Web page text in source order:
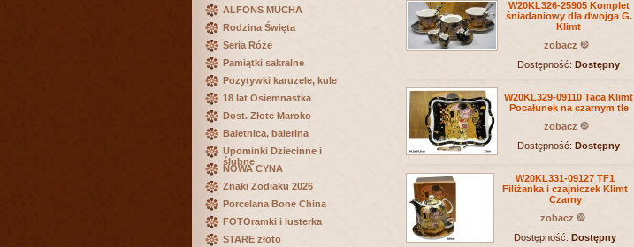
ALFONS MUCHA
Rodzina Święta
Seria Róże
Pamiątki sakralne
Pozytywki karuzele, kule
18 lat Osiemnastka
Dost. Złote Maroko
Baletnica, balerina
Upominki Dziecinne i
ślubne
NOWA CYNA
Znaki Zodiaku 2026
Porcelana Bone China
FOTOramki i lusterka
STARE złoto
W20KL326-25905 Komplet
śniadaniowy dla dwojga G.
Klimt
zobacz
Dostępność: Dostępny
W20KL329-09110 Taca Klimt
Pocałunek na czarnym tle
zobacz
Dostępność: Dostępny
W20KL331-09127 TF1
Filiżanka i czajniczek Klimt
Czarny
zobacz
Dostępność: Dostępny